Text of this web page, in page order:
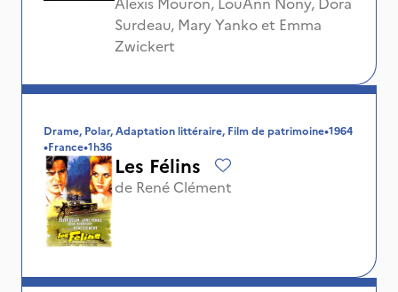
Surdeau, Mary Yanko et Emma
Zwickert
Drame, Polar, Adaptation littéraire, Film de patrimoine•1964
•France•1h36
Les Félins
de René Clément